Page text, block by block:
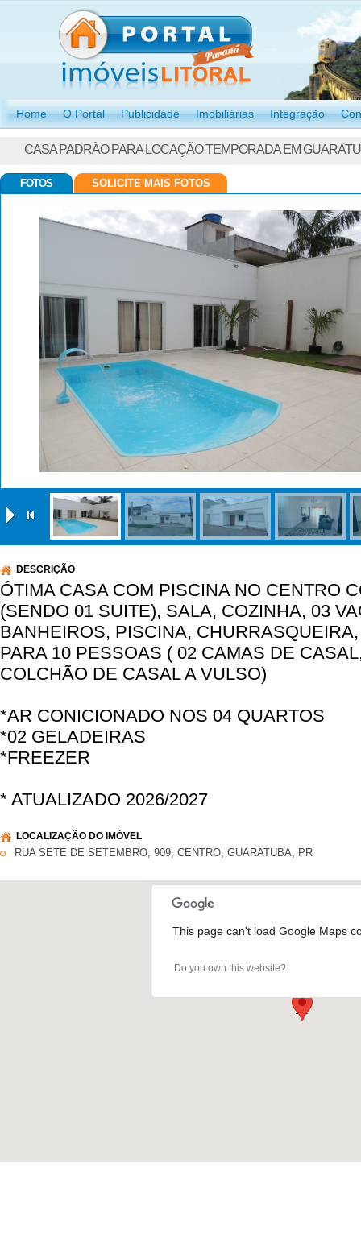
Home O Portal Publicidade Imobiliárias Integração
CASA PADRÃO PARA LOCAÇÃO TEMPORADA EM
FOTOS SOLICITE MAIS FOTOS
DESCRIÇÃO
ÓTIMA CASA COM PISCINA NO CENTRO
(SENDO 01 SUITE), SALA, COZINHA, 03
BANHEIROS, PISCINA,
PARA 10 PESSOAS ( 02 CAMAS DE
COLCHÃO DE CASAL A VULSO)
*AR CONICIONADO NOS 04 QUARTOS
*02 GELADEIRAS
*FREEZER
LOCALIZAÇÃO DO IMÓVEL
RUA SETE DE SETEMBRO, 909, CENTRO, GUARATUBA, PR
This page can't load Google Maps
Do you own this website?